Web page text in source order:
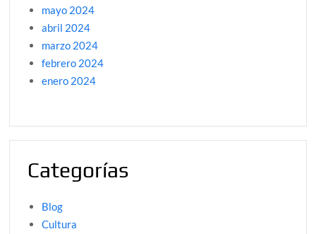
mayo 2024
abril 2024
marzo 2024
febrero 2024
enero 2024
Categorías
Blog
Cultura